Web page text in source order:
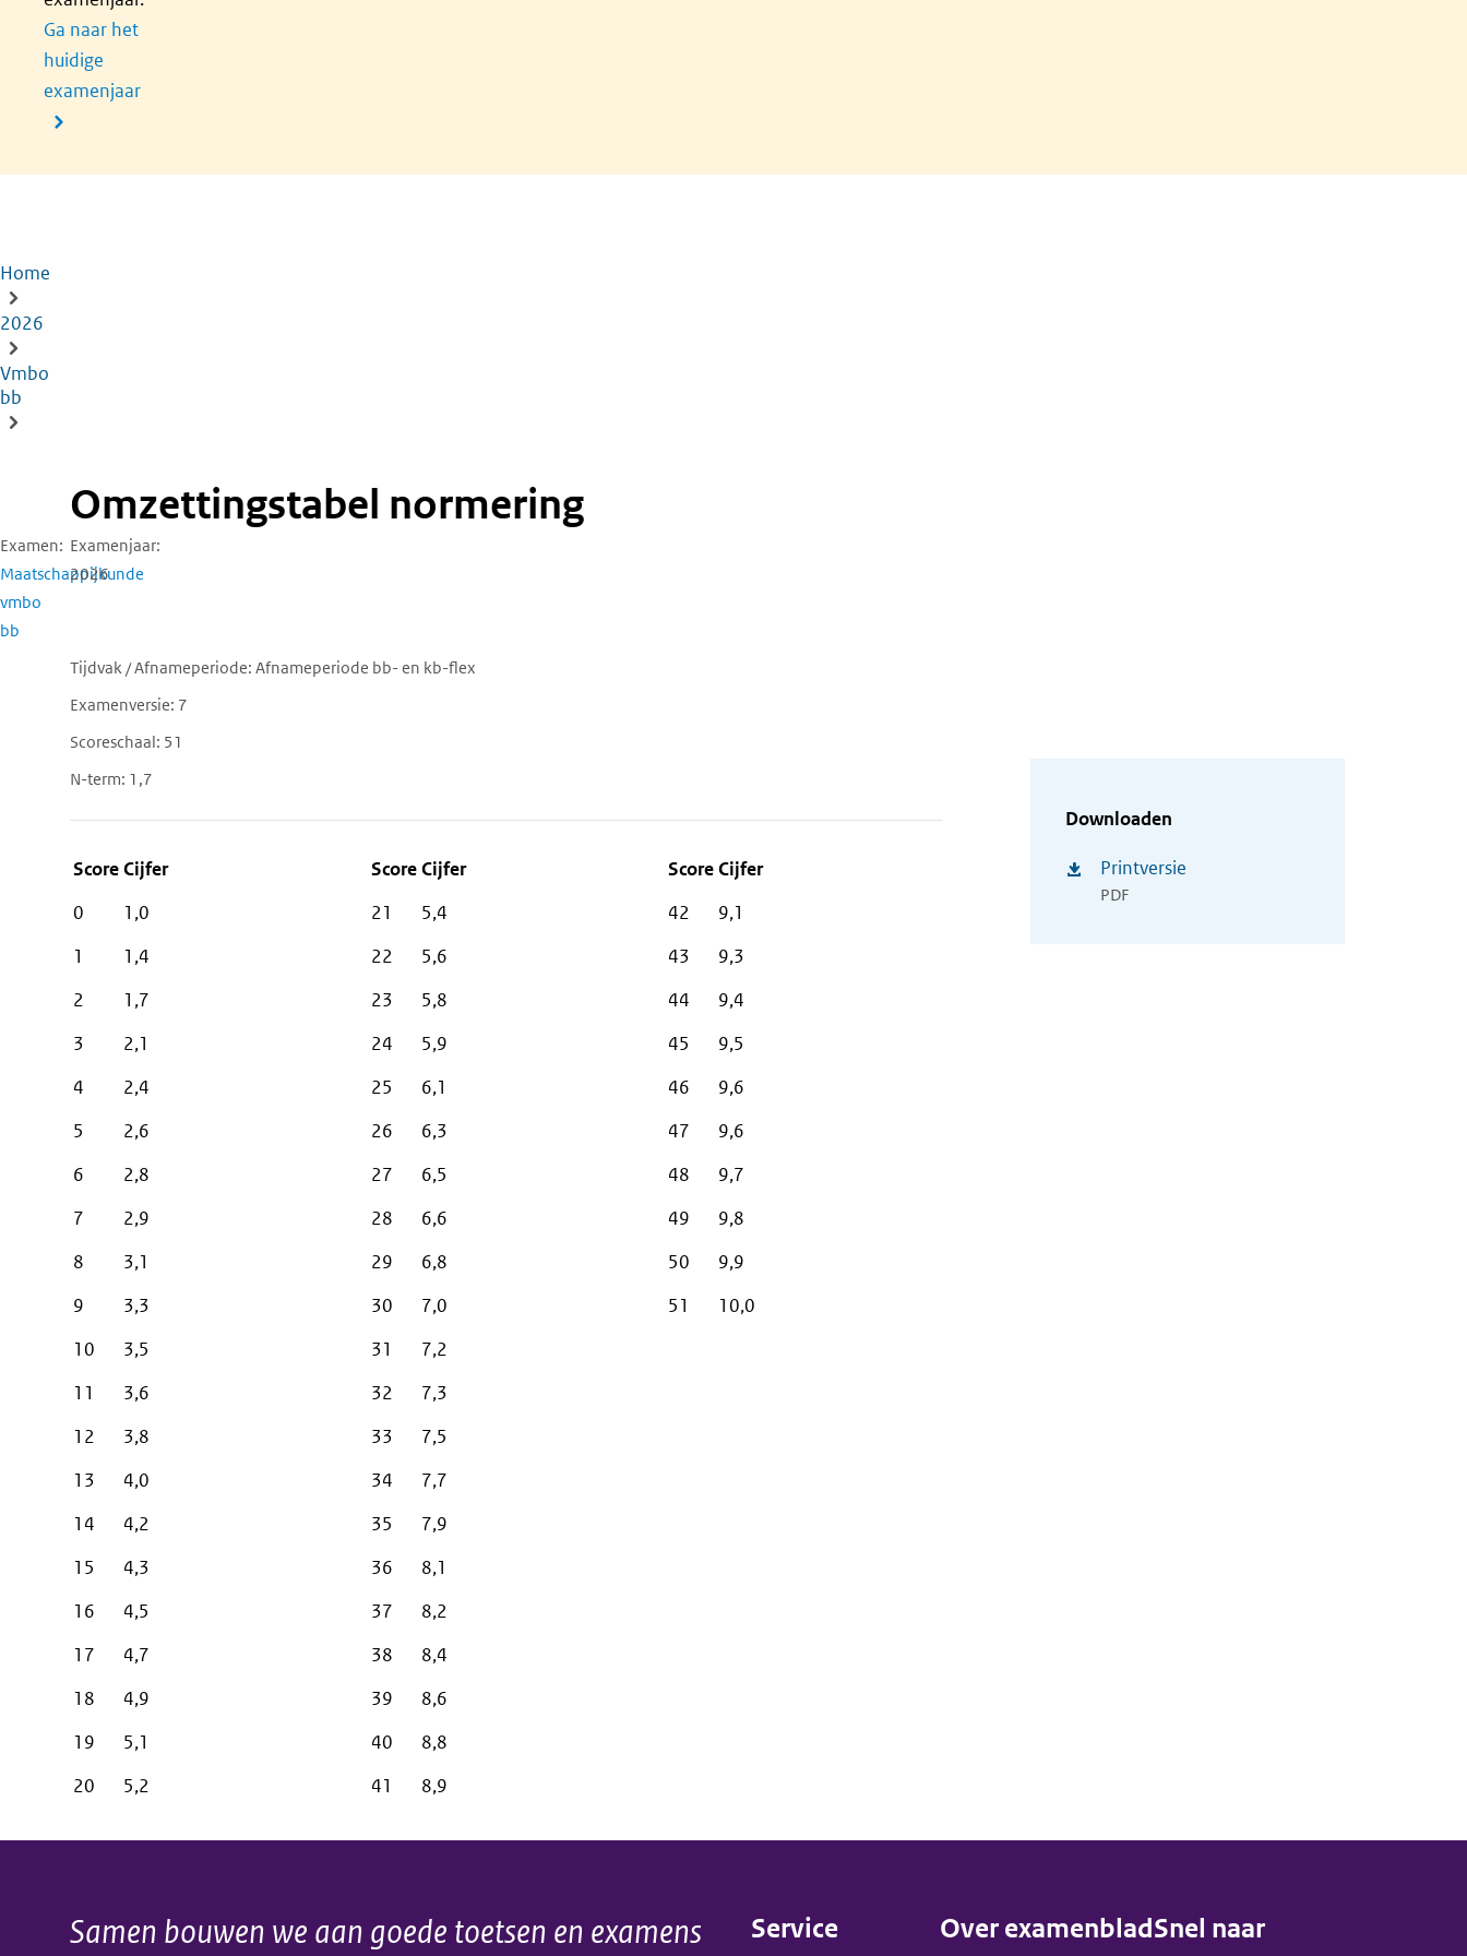
Ga naar het
huidige
examenjaar
Kruimelpad
Home
2026
Vmbo
bb
Omzettingstabel normering
Examen
Maatschappijkunde
vmbo
bb
Examenjaar
2026
Downloaden
Printversie
PDF
Tijdvak / Afnameperiode Afnameperiode bb- en kb-flex
Examenversie 7
Scoreschaal 51
N-term 1,7
ScoreCijfer
0
1,0
1
1,4
2
1,7
3
2,1
4
2,4
5
2,6
6
2,8
7
2,9
8
3,1
9
3,3
10
3,5
11
3,6
12
3,8
13
4,0
14
4,2
15
4,3
16
4,5
17
4,7
18
4,9
19
5,1
20
5,2
21
5,4
22
5,6
23
5,8
24
5,9
25
6,1
26
6,3
27
6,5
28
6,6
29
6,8
30
7,0
31
7,2
32
7,3
33
7,5
34
7,7
35
7,9
36
8,1
37
8,2
38
8,4
39
8,6
40
8,8
41
8,9
42
9,1
43
9,3
44
9,4
45
9,5
46
9,6
47
9,6
48
9,7
49
9,8
50
9,9
51
10,0
AlgemeneSamen bouwen we aan goede toetsen en examens
Service
Over examenbladSnel naar